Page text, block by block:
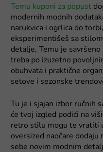
Temu kuponi za popust
modernih modnih
narukvica i ogrlica do
eksperimentišeš sa
detalje, Temu je
treba po izuzetno
obuhvata i praktične
setove i sezonske
Tu je i sjajan izbor ručnih
će tvoj izgled podići na
retro stilu mogu te vratiti
oversized naočare
sebe novim modnim